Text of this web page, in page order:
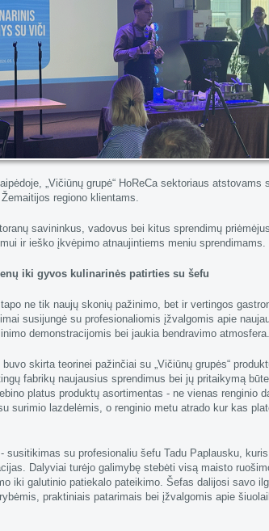
„Vičiūnų grupė“ HoReCa sektoriaus atstovams
regiono klientams.
savininkus, vadovus bei kitus sprendimų
ir ieško įkvėpimo atnaujintiems meniu sprendimams.
iki gyvos kulinarinės patirties su šefu
ne tik naujų skonių pažinimo, bet ir vertingos
susijungė su profesionaliomis įžvalgomis apie
demonstracijomis bei jaukia bendravimo atmosfera.
skirta teorinei pažinčiai su „Vičiūnų grupės“
fabrikų naujausius sprendimus bei jų pritaikymą
platus produktų asortimentas - ne vienas renginio
surimio lazdelėmis, o renginio metu atrado kur kas
susitikimas su profesionaliu šefu Tadu Paplausku,
Dalyviai turėjo galimybę stebėti visą maisto
iki galutinio patiekalo pateikimo. Šefas dalijosi savo
praktiniais patarimais bei įžvalgomis apie